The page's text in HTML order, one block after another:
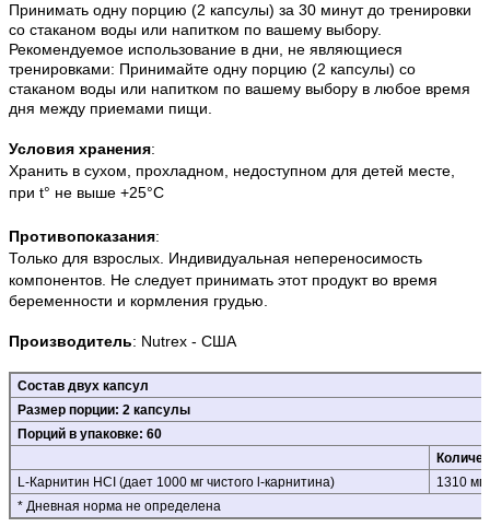
Принимать одну порцию (2 капсулы) за 30 минут до тренировки
со стаканом воды или напитком по вашему выбору.
Рекомендуемое использование в дни, не являющиеся
тренировками: Принимайте одну порцию (2 капсулы) со
стаканом воды или напитком по вашему выбору в любое время
дня между приемами пищи.
Условия хранения:
Хранить в сухом, прохладном, недоступном для детей месте,
при t° не выше +25°С
Противопоказания:
Только для взрослых. Индивидуальная непереносимость
компонентов. Не следует принимать этот продукт во время
беременности и кормления грудью.
Производитель: Nutrex - США
Состав двух капсул
Размер порции: 2 капсулы
Порций в упаковке: 60
L-Карнитин HCI (дает 1000 мг чистого l-карнитина)
1310 мг
* Дневная норма не определена